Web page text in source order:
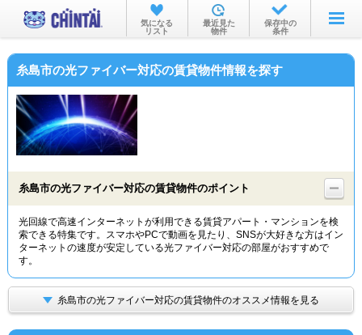
お部屋を探す
沿線・駅から
物件特集から
TOP
気になる
リスト
最近見た
物件
保存中の
条件
糸島市の光ファイバー対応の賃貸物件情報を探す
糸島市の光ファイバー対応の賃貸物件のポイント
光回線で高速インターネットが利用できる賃貸アパート・マンションを検
索できる特集です。スマホやPCで動画を見たり、SNSが大好きな方はイン
ターネットの速度が安定している光ファイバー対応の部屋がおすすめで
す。
糸島市の光ファイバー対応の賃貸物件のオススメ情報を見る